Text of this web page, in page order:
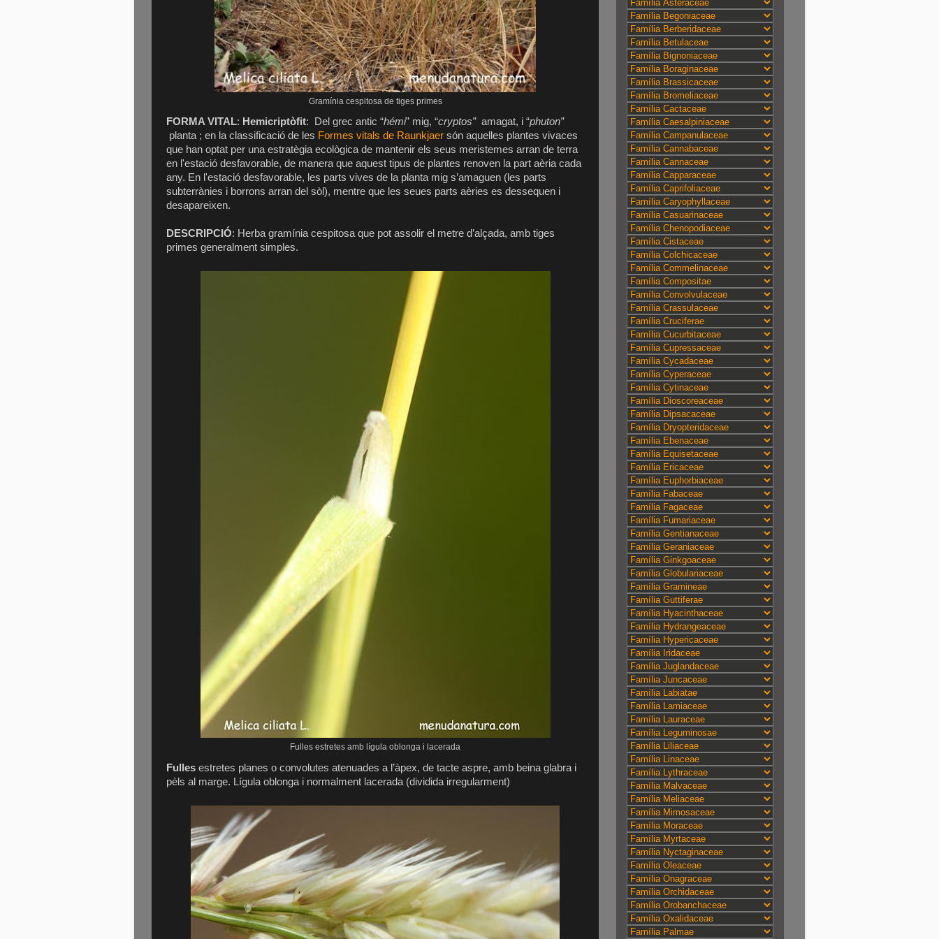
Gramínia cespitosa de tiges primes
FORMA VITAL: Hemicriptòfit: Del grec antic “hémi” mig, “cryptos” amagat, i “phuton”
planta ; en la classificació de les Formes vitals de Raunkjaer són aquelles plantes vivaces
que han optat per una estratègia ecològica de mantenir els seus meristemes arran de terra
en l'estació desfavorable, de manera que aquest tipus de plantes renoven la part aèria cada
any. En l'estació desfavorable, les parts vives de la planta mig s’amaguen (les parts
subterrànies i borrons arran del sòl), mentre que les seues parts aèries es dessequen i
desapareixen.
DESCRIPCIÓ: Herba gramínia cespitosa que pot assolir el metre d’alçada, amb tiges
primes generalment simples.
Fulles estretes amb lígula oblonga i lacerada
Fulles estretes planes o convolutes atenuades a l’àpex, de tacte aspre, amb beina glabra i
pèls al marge. Lígula oblonga i normalment lacerada (dividida irregularment)